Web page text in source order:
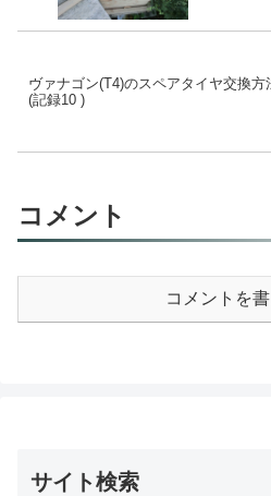
ヴァナゴン(T4)のスペアタイヤ交換方
(記録10 )
コメント
コメントを
サイト検索